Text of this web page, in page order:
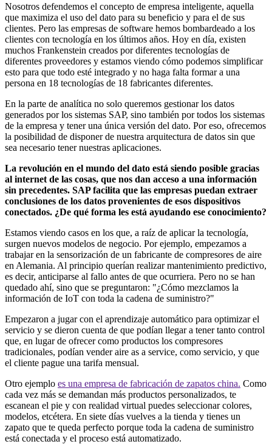
Nosotros defendemos el concepto de empresa inteligente, aquella
que maximiza el uso del dato para su beneficio y para el de sus
clientes. Pero las empresas de software hemos bombardeado a los
clientes con tecnología en los últimos años. Hoy en día, existen
muchos Frankenstein creados por diferentes tecnologías de
diferentes proveedores y estamos viendo cómo podemos simplificar
esto para que todo esté integrado y no haga falta formar a una
persona en 18 tecnologías de 18 fabricantes diferentes.
En la parte de analítica no solo queremos gestionar los datos
generados por los sistemas SAP, sino también por todos los sistemas
de la empresa y tener una única versión del dato. Por eso, ofrecemos
la posibilidad de disponer de nuestra arquitectura de datos sin que
sea necesario tener nuestras aplicaciones.
La revolución en el mundo del dato está siendo posible gracias
al internet de las cosas, que nos dan acceso a una información
sin precedentes. SAP facilita que las empresas puedan extraer
conclusiones de los datos provenientes de esos dispositivos
conectados. ¿De qué forma les está ayudando ese conocimiento?
Estamos viendo casos en los que, a raíz de aplicar la tecnología,
surgen nuevos modelos de negocio. Por ejemplo, empezamos a
trabajar en la sensorización de un fabricante de compresores de aire
en Alemania. Al principio querían realizar mantenimiento predictivo,
es decir, anticiparse al fallo antes de que ocurriera. Pero no se han
quedado ahí, sino que se preguntaron: "¿Cómo mezclamos la
información de IoT con toda la cadena de suministro?"
Empezaron a jugar con el aprendizaje automático para optimizar el
servicio y se dieron cuenta de que podían llegar a tener tanto control
que, en lugar de ofrecer como productos los compresores
tradicionales, podían vender aire as a service, como servicio, y que
el cliente pague una tarifa mensual.
Otro ejemplo es una empresa de fabricación de zapatos china. Como
cada vez más se demandan más productos personalizados, te
escanean el pie y con realidad virtual puedes seleccionar colores,
modelos, etcétera. En siete días vuelves a la tienda y tienes un
zapato que te queda perfecto porque toda la cadena de suministro
está conectada y el proceso está automatizado.